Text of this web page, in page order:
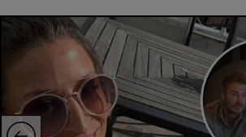
Cupa României
Echipa Națională
U21
Fotbal feminin